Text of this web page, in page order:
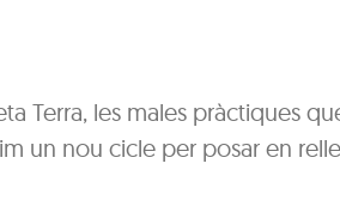
Terra, les males pràctiques
un nou cicle per posar en